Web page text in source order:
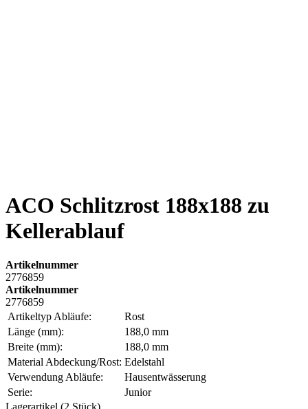
ACO Schlitzrost 188x188 zu
Kellerablauf
Artikelnummer
2776859
Artikelnummer
2776859
Artikeltyp Abläufe:
Rost
Länge (mm):
188,0 mm
Breite (mm):
188,0 mm
Material Abdeckung/Rost: Edelstahl
Verwendung Abläufe:
Hausentwässerung
Serie:
Junior
Lagerartikel (2 Stück)